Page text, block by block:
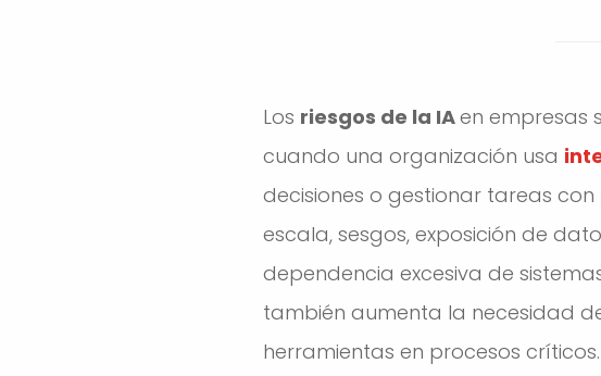
Los riesgos de la IAen empresas
cuando una organización usa
decisiones o gestionar tareas
escala, sesgos, exposición de
dependencia excesiva de
también aumenta la necesidad
herramientas en procesos